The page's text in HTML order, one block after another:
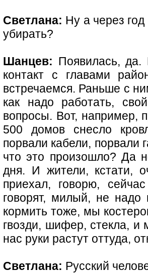
Светлана: Ну а через
убирать?
Шанцев: Появилась,
контакт с главами
встречаемся. Раньше с
как надо работать,
вопросы. Вот, например,
500 домов снесло
порвали кабели, порвали
что это произошло? Да
дня. И жители, кстати,
приехал, говорю,
говорят, милый, не надо
кормить тоже, мы
гвозди, шифер, стекла,
нас руки растут оттуда,
Светлана: Русский